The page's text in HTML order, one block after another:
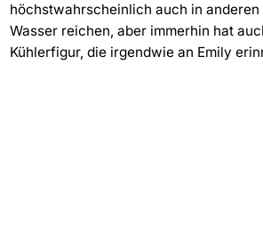
höchstwahrscheinlich auch in
Wasser reichen, aber immerhin hat
Kühlerfigur, die irgendwie an Emily